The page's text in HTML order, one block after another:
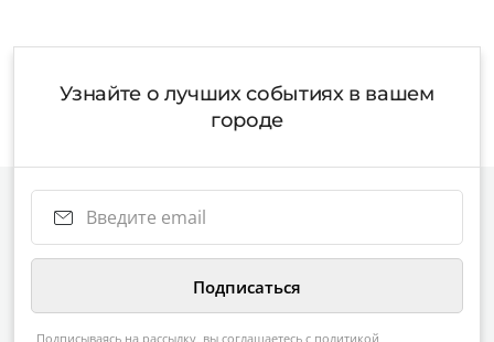
Узнайте о лучших событиях в вашем
городе
Подписываясь на рассылку, вы соглашаетесь с политикой